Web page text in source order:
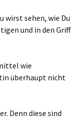
wirst sehen, wie Du
und in den Griff
wie
überhaupt nicht
Denn diese sind